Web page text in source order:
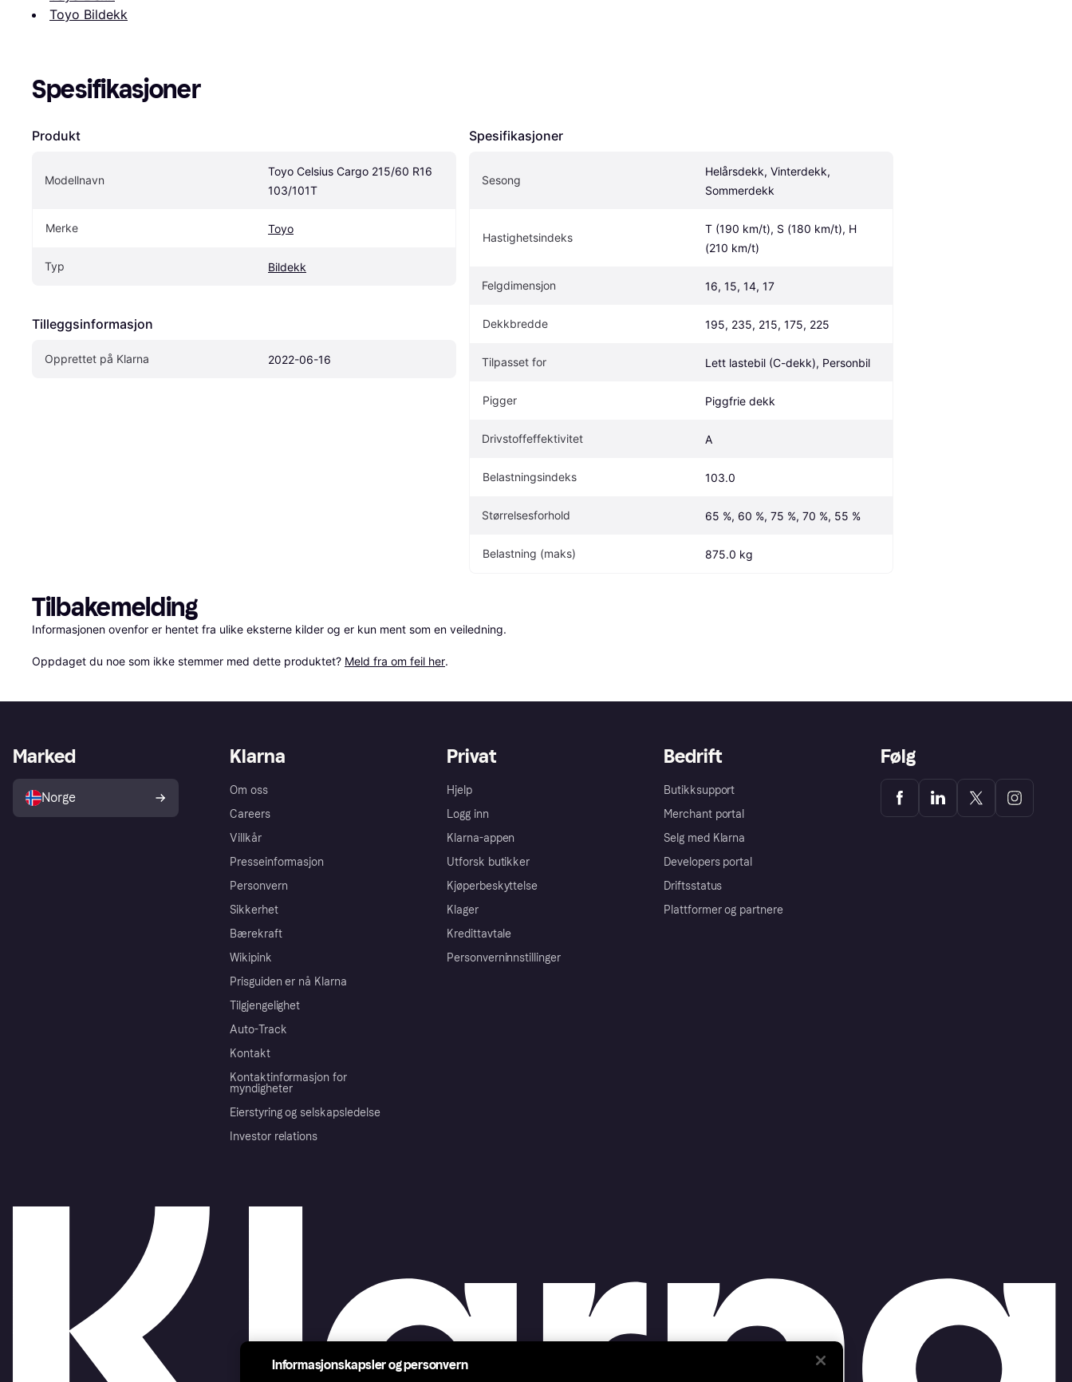
Toyo Bildekk
Spesifikasjoner
Produkt
Modellnavn
Toyo Celsius Cargo 215/60 R16
103/101T
Merke Toyo
Typ Bildekk
Tilleggsinformasjon
Opprettet på Klarna 2022-06-16
Spesifikasjoner
Sesong
Helårsdekk, Vinterdekk,
Sommerdekk
Hastighetsindeks
T (190 km/t), S (180 km/t), H
(210 km/t)
Felgdimensjon 16, 15, 14, 17
Dekkbredde 195, 235, 215, 175, 225
Tilpasset for Lett lastebil (C-dekk), Personbil
Pigger Piggfrie dekk
Drivstoffeffektivitet A
Belastningsindeks 103.0
Størrelsesforhold 65 %, 60 %, 75 %, 70 %, 55 %
Belastning (maks) 875.0 kg
Tilbakemelding
Informasjonen ovenfor er hentet fra ulike eksterne kilder og er kun ment som en veiledning.
Oppdaget du noe som ikke stemmer med dette produktet? Meld fra om feil her.
Klarna
Om oss
Careers
Villkår
Presseinformasjon
Personvern
Sikkerhet
Bærekraft
Wikipink
Prisguiden er nå Klarna
Tilgjengelighet
Auto-Track
Kontakt
Kontaktinformasjon for
myndigheter
Eierstyring og selskapsledelse
Investor relations
Privat
Hjelp
Logg inn
Klarna-appen
Utforsk butikker
Kjøperbeskyttelse
Klager
Kredittavtale
Personverninnstillinger
Bedrift
Butikksupport
Merchant portal
Selg med Klarna
Developers portal
Driftsstatus
Plattformer og partnere
Marked
Norge
Følg
Informasjonskapsler og personvern